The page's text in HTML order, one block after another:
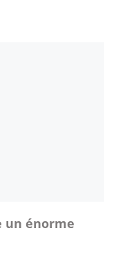
un énorme